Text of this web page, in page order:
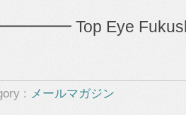
Top Eye
: メールマガジン